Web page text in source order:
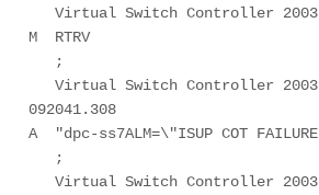
M  RTRV
092041.308
A  "dpc-ss7ALM=\"ISUP COT FAILURE